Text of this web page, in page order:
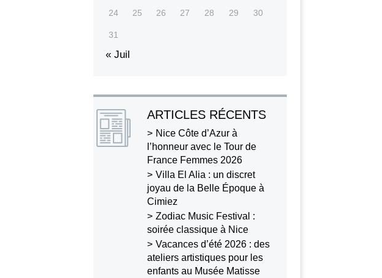
24 25 26 27 28 29 30
31
« Juil
ARTICLES RÉCENTS
Nice Côte d’Azur à
l’honneur avec le Tour de
France Femmes 2026
Villa El Alia : un discret
joyau de la Belle Époque à
Cimiez
Zodiac Music Festival :
soirée classique à Nice
Vacances d’été 2026 : des
ateliers artistiques pour les
enfants au Musée Matisse